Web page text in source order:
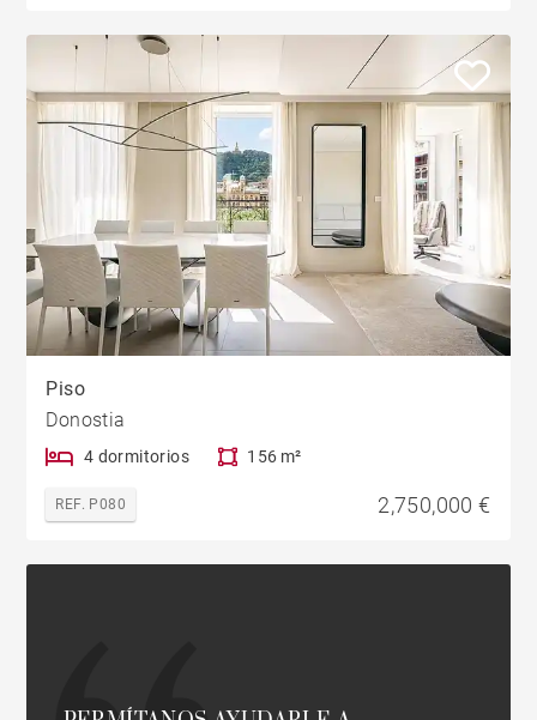
Piso
Donostia
4 dormitorios 156 m²
REF. P080 2,750,000 €